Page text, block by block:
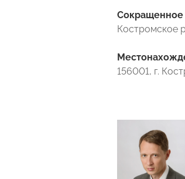
Сокращенное
Костромское
156001, г.